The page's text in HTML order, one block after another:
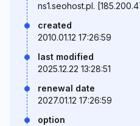
ns1.seohost.pl.
created
2010.01.12 17:26:59
last modified
2025.12.22 13:28:51
renewal date
2027.01.12 17:26:59
option